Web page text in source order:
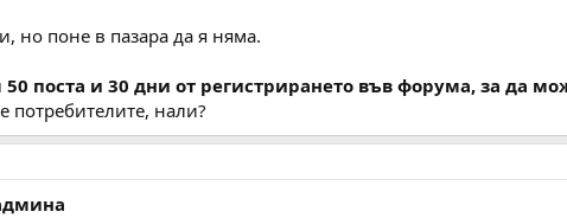
но поне в пазара да я няма.
поста и 30 дни от регистрирането във форума, за да
потребителите, нали?